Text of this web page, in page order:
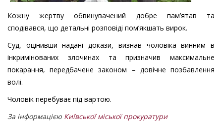
Кожну жертву обвинувачений добре пам’ятав та
сподівався, що детальні розповіді пом’якшать вирок.
Суд, оцінивши надані докази, визнав чоловіка винним в
інкримінованих злочинах та призначив максимальне
покарання, передбачене законом – довічне позбавлення
волі.
Чоловік перебуває під вартою.
За інформацією Київської міської прокуратури